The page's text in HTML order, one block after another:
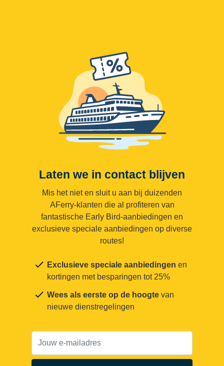
Laten we in contact blijven
Mis het niet en sluit u aan bij duizenden
AFerry-klanten die al profiteren van
fantastische Early Bird-aanbiedingen en
exclusieve speciale aanbiedingen op diverse
routes!
Exclusieve speciale aanbiedingen en
kortingen met besparingen tot 25%
Wees als eerste op de hoogte van
nieuwe dienstregelingen